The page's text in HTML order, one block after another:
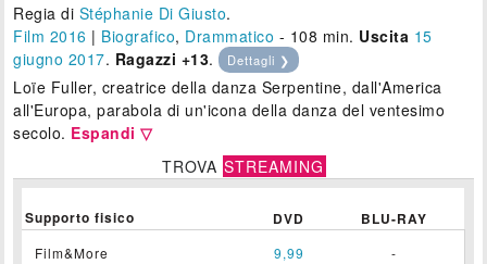
Regia di Stéphanie Di Giusto.
Film 2016 | Biografico, Drammatico - 108 min. Uscita 15
giugno 2017. Ragazzi +13. Dettagli ❯
Loïe Fuller, creatrice della danza Serpentine, dall'America
all'Europa, parabola di un'icona della danza del ventesimo
secolo. Espandi ▽
TROVA STREAMING
Supporto fisico DVD BLU-RAY
Film&More 9,99 -